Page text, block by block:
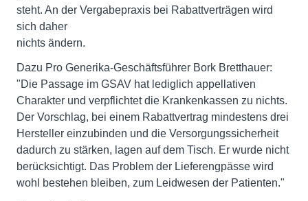
steht. An der Vergabepraxis bei Rabattverträgen wird
sich daher
nichts ändern.
Dazu Pro Generika-Geschäftsführer Bork Bretthauer:
"Die Passage im GSAV hat lediglich appellativen
Charakter und verpflichtet die Krankenkassen zu nichts.
Der Vorschlag, bei einem Rabattvertrag mindestens drei
Hersteller einzubinden und die Versorgungssicherheit
dadurch zu stärken, lagen auf dem Tisch. Er wurde nicht
berücksichtigt. Das Problem der Lieferengpässe wird
wohl bestehen bleiben, zum Leidwesen der Patienten."